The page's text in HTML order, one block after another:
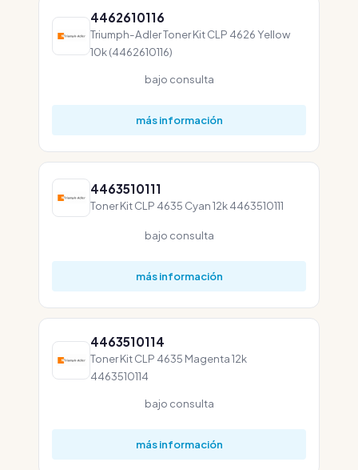
4462610116
Triumph-Adler Toner Kit CLP 4626 Yellow
10k (4462610116)
bajo consulta
más información
4463510111
Toner Kit CLP 4635 Cyan 12k 4463510111
bajo consulta
más información
4463510114
Toner Kit CLP 4635 Magenta 12k
4463510114
bajo consulta
más información